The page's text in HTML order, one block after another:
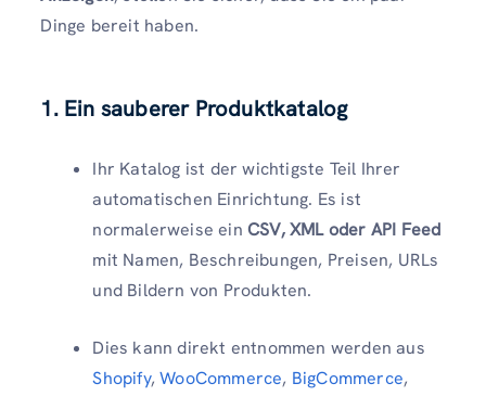
Dinge bereit haben.
1. Ein sauberer Produktkatalog
Ihr Katalog ist der wichtigste Teil Ihrer
automatischen Einrichtung. Es ist
normalerweise ein CSV, XML oder API Feed
mit Namen, Beschreibungen, Preisen, URLs
und Bildern von Produkten.
Dies kann direkt entnommen werden aus
Shopify,WooCommerce, BigCommerce,